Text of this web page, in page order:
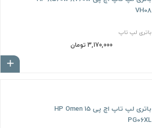
VH08
باتری لپ تاپ
3,170,000 تومان
باتری لپ تاپ اچ پی HP Omen 15
PG06XL